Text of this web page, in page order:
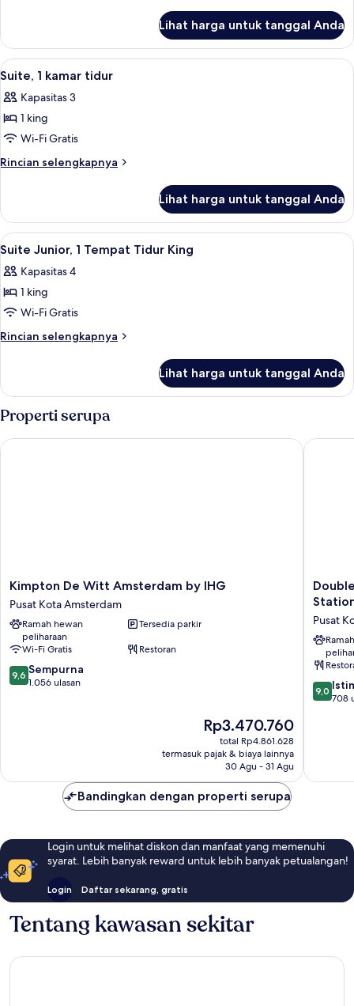
Tidur
King
(Canal
View)
Kamar
Superior,
1
Tidur
King
View)
Lihat harga untuk tanggal Anda
Lihat
semua
foto
untuk
Suite,
1
Suite, 1 kamar tidur | Seprai
7
Suite, 1 kamar tidur
Kapasitas 3
1 king
Wi-Fi Gratis
Rincian selengkapnya
Rincian
Suite,
kamar
Lihat harga untuk tanggal Anda
Lihat
semua
foto
untuk
Suite
Junior,
Tidur
Seprai premium, selimut bulu angsa,
7
Suite Junior, 1 Tempat Tidur King
Kapasitas 4
1 king
Wi-Fi Gratis
Rincian selengkapnya
Rincian
Suite
1
Tidur
Lihat harga untuk tanggal Anda
Properti serupa
Kimpton
De
Witt
Amsterdam
IHG
Pusat
Kota
Kimpton De Witt Amsterdam by IHG
Pusat Kota Amsterdam
Ramah hewan
peliharaan
Tersedia parkir
Wi-Fi Gratis
Restoran
9.6
dari
9,6 Sempurna
1.056 ulasan
Harga
sekarang
Rp3.470.760
Rp3.470.760
total Rp4.861.628
termasuk pajak & biaya lainnya
30 Agu - 31 Agu
Kimpton De Witt Amsterdam by IHG
by
Centraal
Station
Pusat
Kota
Pusat
9.0
dari
9,0
708
Bandingkan dengan properti serupa
Login untuk melihat diskon dan manfaat yang memenuhi
syarat. Lebih banyak reward untuk lebih banyak petualangan!
Login Daftar sekarang, gratis
Tentang kawasan sekitar